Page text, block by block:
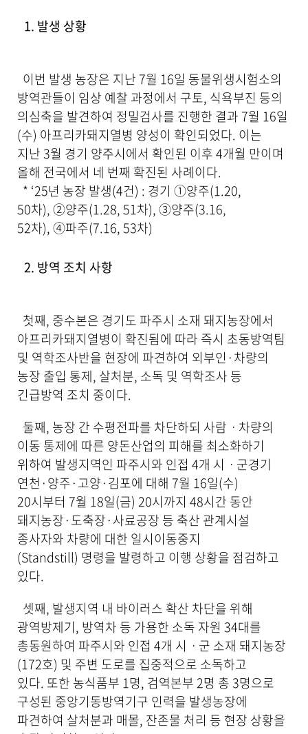
부
파
내
용
공
합
1. 발생 상황
이번 발생 농장은 지난 7월 16일 동물위생시험소의
방역관들이 임상 예찰 과정에서 구토, 식욕부진 등의
의심축을 발견하여 정밀검사를 진행한 결과 7월 16일
(수) 아프리카돼지열병 양성이 확인되었다. 이는
지난 3월 경기 양주시에서 확인된 이후 4개월 만이며
올해 전국에서 네 번째 확진된 사례이다.
* ‘25년 농장 발생(4건) : 경기 ①양주(1.20,
50차), ②양주(1.28, 51차), ③양주(3.16,
52차), ④파주(7.16, 53차)
2. 방역 조치 사항
첫째, 중수본은 경기도 파주시 소재 돼지농장에서
아프리카돼지열병이 확진됨에 따라 즉시 초동방역팀
및 역학조사반을 현장에 파견하여 외부인·차량의
농장 출입 통제, 살처분, 소독 및 역학조사 등
긴급방역 조치 중이다.
둘째, 농장 간 수평전파를 차단하되 사람ㆍ차량의
이동 통제에 따른 양돈산업의 피해를 최소화하기
위하여 발생지역인 파주시와 인접 4개 시ㆍ군경기
연천·양주·고양·김포에 대해 7월 16일(수)
20시부터 7월 18일(금) 20시까지 48시간 동안
돼지농장·도축장·사료공장 등 축산 관계시설
종사자와 차량에 대한 일시이동중지
(Standstill) 명령을 발령하고 이행 상황을 점검하고
있다.
셋째, 발생지역 내 바이러스 확산 차단을 위해
광역방제기, 방역차 등 가용한 소독 자원 34대를
총동원하여 파주시와 인접 4개 시ㆍ군 소재 돼지농장
(172호) 및 주변 도로를 집중적으로 소독하고
있다. 또한 농식품부 1명, 검역본부 2명 총 3명으로
구성된 중앙기동방역기구 인력을 발생농장에
파견하여 살처분과 매몰, 잔존물 처리 등 현장 상황을